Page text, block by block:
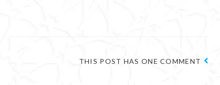
THIS POST HAS ONE COMMENT